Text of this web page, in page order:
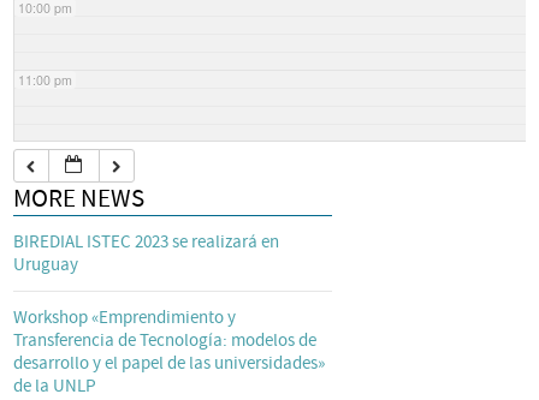
10:00 pm
11:00 pm
MORE NEWS
BIREDIAL ISTEC 2023 se realizará en
Uruguay
Workshop «Emprendimiento y
Transferencia de Tecnología: modelos de
desarrollo y el papel de las universidades»
de la UNLP